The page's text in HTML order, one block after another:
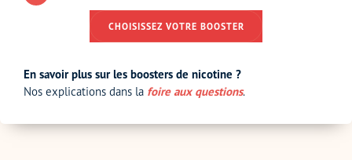
CHOISISSEZ VOTRE BOOSTER
En savoir plus sur les boosters de nicotine ?
Nos explications dans la foire aux questions.